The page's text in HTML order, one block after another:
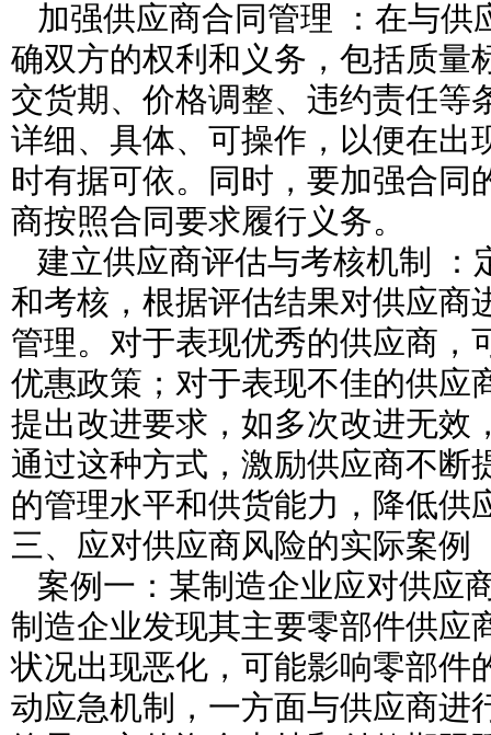
加强供应商合同管理 ：在与供
确双方的权利和义务，包括质量
交货期、价格调整、违约责任等
详细、具体、可操作，以便在出
时有据可依。同时，要加强合同
商按照合同要求履行义务。
建立供应商评估与考核机制 ：
和考核，根据评估结果对供应商
管理。对于表现优秀的供应商，
优惠政策；对于表现不佳的供应
提出改进要求，如多次改进无效
通过这种方式，激励供应商不断
的管理水平和供货能力，降低供
三、应对供应商风险的实际案例
案例一：某制造企业应对供应
制造企业发现其主要零部件供应
状况出现恶化，可能影响零部件
动应急机制，一方面与供应商进